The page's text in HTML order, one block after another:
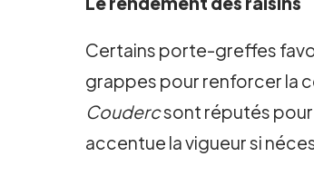
Certains porte-greffes
grappes pour renforcer la
Coudercsont réputés pour
accentue la vigueur si